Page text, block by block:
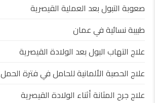
صعوبة التبول بعد العملية القيصرية
طبيبة نسائية في عمان
علاج التهاب البول بعد الولادة القيصرية
علاج الحصبة الألمانية للحامل في فترة الحمل
علاج جرح المثانة أثناء الولادة القيصرية